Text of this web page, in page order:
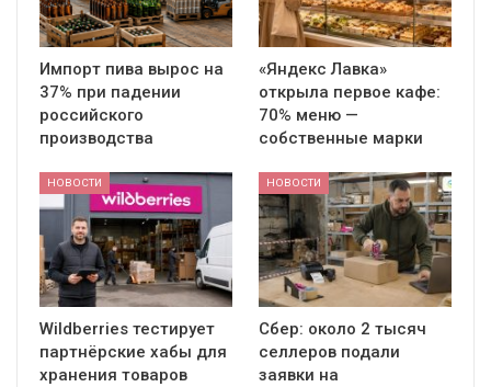
Импорт пива вырос на
37% при падении
российского
производства
«Яндекс Лавка»
открыла первое кафе:
70% меню —
собственные марки
НОВОСТИ
Wildberries тестирует
партнёрские хабы для
хранения товаров
НОВОСТИ
Сбер: около 2 тысяч
селлеров подали
заявки на